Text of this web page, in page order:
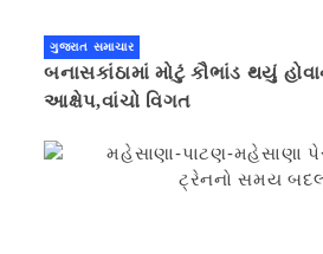
ગુજરાત સમાચાર
બનાસકાંઠામાં મોટું કૌભાંડ થયું
આક્ષેપ,વાંચો વિગત